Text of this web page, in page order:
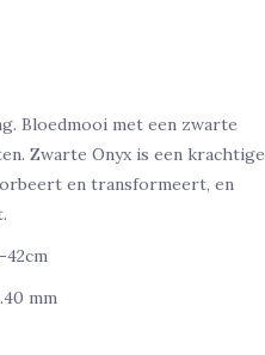
Bloedmooi met een zwarte
Zwarte Onyx is een krachtige
en transformeert, en
mm